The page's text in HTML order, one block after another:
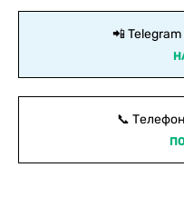
📲 Telegram
📞 Телефон